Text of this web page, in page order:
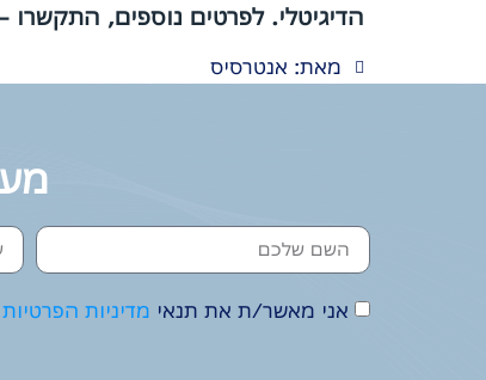
הדיגיטלי. לפרטים נוספים, התקשרו
מאת: אנטרסיס
אני מאשר/ת את תנאי מדיניות הפרטיות